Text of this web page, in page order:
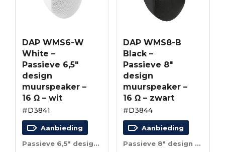
DAP WMS6-W
White –
Passieve 6,5″
design
muurspeaker –
16 Ω – wit
#D3841
Aanbieding
Passieve 6,5″ design muurspeaker – 16 Ω – wit
DAP WMS8-B
Black –
Passieve 8″
design
muurspeaker –
16 Ω – zwart
#D3844
Aanbieding
Passieve 8″ design muurspeaker – 16 Ω – zwart